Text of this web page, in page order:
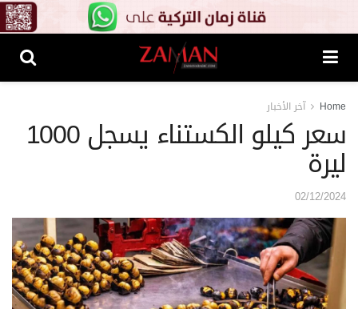
Home آخر الأخبار
سعر كيلو الكستناء يسجل 1000
ليرة
02/12/2024